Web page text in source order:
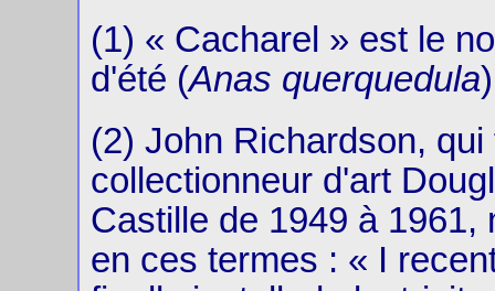
(1) « Cacharel » est le
d'été (Anas querquedula
(2) John Richardson,
collectionneur d'art
Castille de 1949 à 1961,
en ces termes : « I